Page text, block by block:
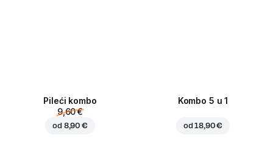
Pileći kombo
9,60 €
od 8,90 €
Kombo 5 u 1
od18,90 €